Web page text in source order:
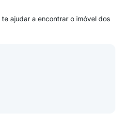
ajudar a encontrar o imóvel dos